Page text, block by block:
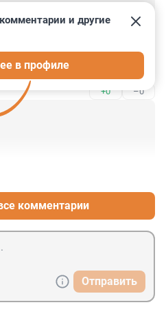
и для зрения, им, не
нас от других
+0 –0
и другие
в профиле
комментарии
Отправить